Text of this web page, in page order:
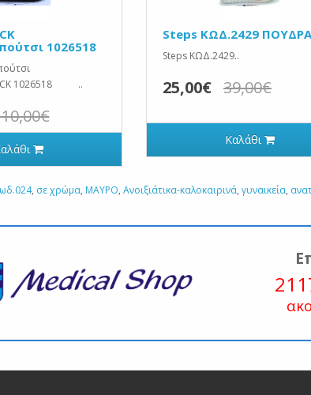
1026518
1026518 ..
Steps ΚΩΔ.2429 ΠΟΥΔΡΑ
Steps ΚΩΔ.2429..
25,00€ 39,00€
Καλάθι
, σε χρώμα, ΜΑΥΡΟ, Ανοιξιάτικα-καλοκαιρινά, γυναικεία,